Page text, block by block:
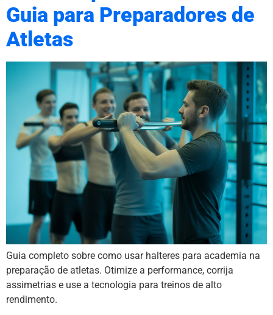
Guia para Preparadores de
Atletas
Guia completo sobre como usar halteres para academia na
preparação de atletas. Otimize a performance, corrija
assimetrias e use a tecnologia para treinos de alto
rendimento.